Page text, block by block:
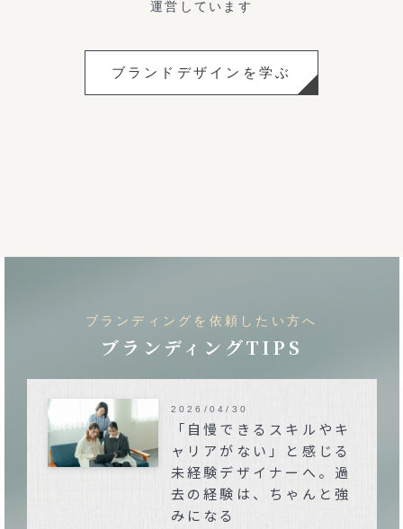
運営しています
ブランドデザインを学ぶ
ブランディングを依頼したい方へ
ブランディングTIPS
「自慢できるスキルやキ
ャリアがない」と感じる
未経験デザイナーへ。過
去の経験は、ちゃんと強
みになる
2026/04/30